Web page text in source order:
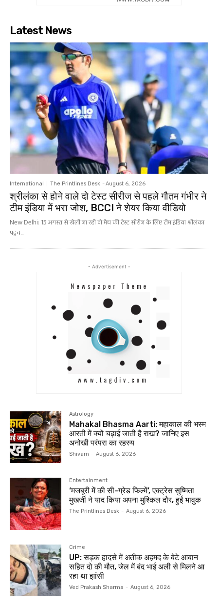
Latest News
International The Printlines Desk - August 6, 2026
श्रीलंका से होने वाले दो टेस्ट सीरीज से पहले गौतम गंभीर ने
टीम इंडिया में भरा जोश, BCCI ने शेयर किया वीडियो
New Delhi: 15 अगस्त से खेली जा रही दो मैच की टेस्ट सीरीज के लिए टीम इंडिया श्रीलंका
पहुंच...
- Advertisement -
Astrology
Mahakal Bhasma Aarti: महाकाल की भस्म
आरती में क्यों चढ़ाई जाती है राख? जानिए इस
अनोखी परंपरा का रहस्य
Shivam - August 6, 2026
Entertainment
‘मजबूरी में की सी-ग्रेड फिल्में’, एक्ट्रेस सुष्मिता
मुखर्जी ने याद किया अपना मुश्किल दौर, हुईं भावुक
The Printlines Desk - August 6, 2026
Crime
UP: सड़क हादसे में अतीक अहमद के बेटे आबान
सहित दो की मौत, जेल में बंद भाई अली से मिलने आ
रहा था झांसी
Ved Prakash Sharma - August 6, 2026